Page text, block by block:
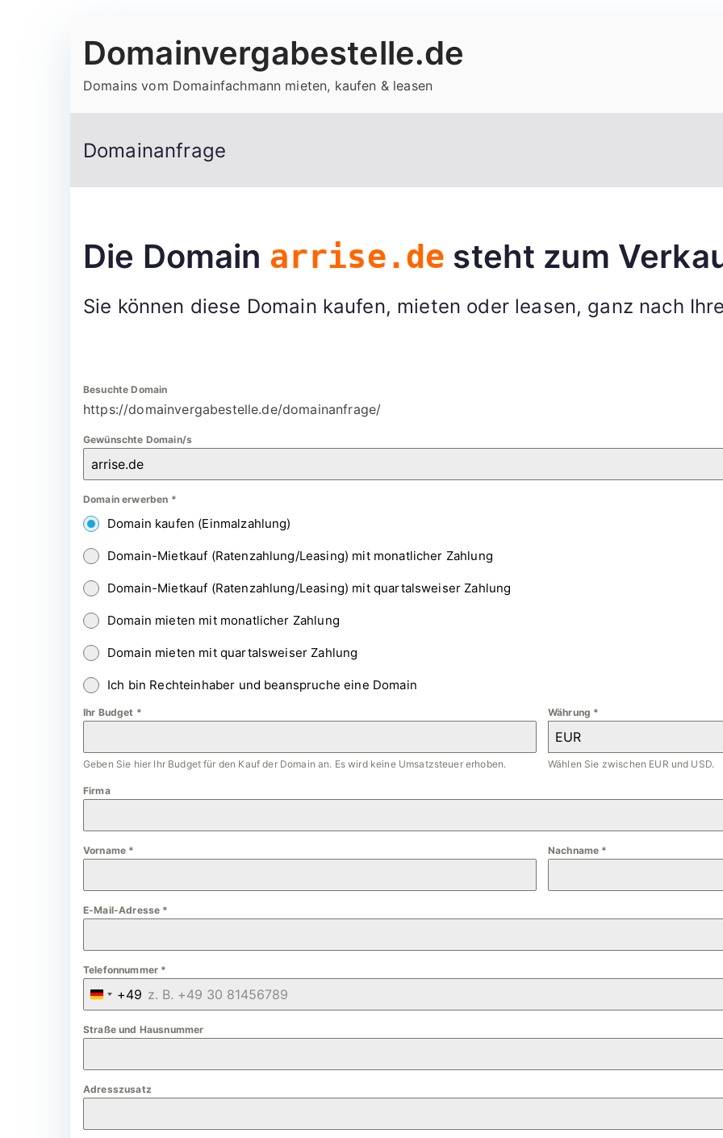
Inhalt
Domainvergabestelle.de
Domains vom Domainfachmann mieten, kaufen & leasen
Domainanfrage
Die Domain arrise.de steht zum
Sie können diese Domain kaufen, mieten oder leasen, ganz nach
Besuchte Domain
https://domainvergabestelle.de/domainanfrage/
Gewünschte Domain/s
Domain erwerben *
Domain kaufen (Einmalzahlung)
Domain-Mietkauf (Ratenzahlung/Leasing) mit monatlicher Zahlung
Domain-Mietkauf (Ratenzahlung/Leasing) mit quartalsweiser Zahlung
Domain mieten mit monatlicher Zahlung
Domain mieten mit quartalsweiser Zahlung
Ich bin Rechteinhaber und beanspruche eine Domain
Ihr Budget *
Geben Sie hier Ihr Budget für den Kauf der Domain an. Es wird keine Umsatzsteuer erhoben.
Währung *
EUR
Wählen Sie zwischen EUR und USD.
Firma
Vorname * Nachname *
E-Mail-Adresse *
Telefonnummer *
G
e
m
a
+49
Straße und Hausnummer
Adresszusatz